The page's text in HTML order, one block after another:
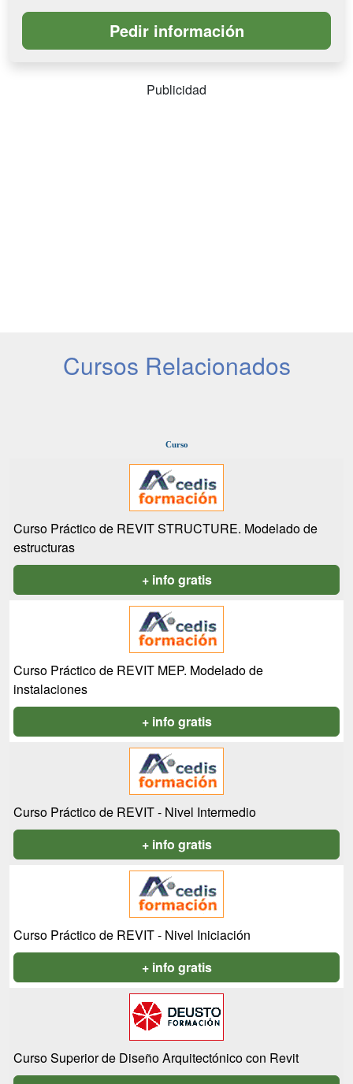
Publicidad
Cursos Relacionados
Curso
Curso Práctico de REVIT STRUCTURE. Modelado de
estructuras
+ info gratis
Curso Práctico de REVIT MEP. Modelado de
instalaciones
+ info gratis
Curso Práctico de REVIT - Nivel Intermedio
+ info gratis
Curso Práctico de REVIT - Nivel Iniciación
+ info gratis
Curso Superior de Diseño Arquitectónico con Revit